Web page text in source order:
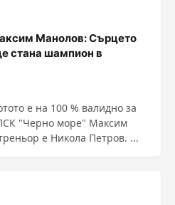
Манолов: Сърцето
стана шампион в
е на 100 % валидно за
"Черно море" Максим
е Никола Петров. ...